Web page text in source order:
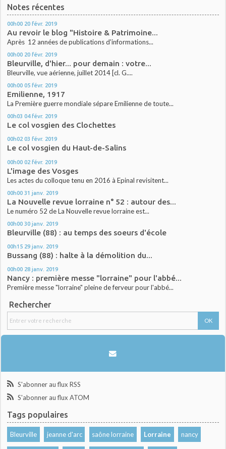
Notes récentes
00h00 20 févr. 2019
Au revoir le blog "Histoire & Patrimoine...
Après 12 années de publications d'informations...
00h00 20 févr. 2019
Bleurville, d'hier... pour demain : votre...
Bleurville, vue aérienne, juillet 2014 [cl. G....
00h00 05 févr. 2019
Emilienne, 1917
La Première guerre mondiale sépare Emilienne de toute...
00h03 04 févr. 2019
Le col vosgien des Clochettes
00h02 03 févr. 2019
Le col vosgien du Haut-de-Salins
00h00 02 févr. 2019
L'image des Vosges
Les actes du colloque tenu en 2016 à Epinal revisitent...
00h00 31 janv. 2019
La Nouvelle revue lorraine n° 52 : autour des...
Le numéro 52 de La Nouvelle revue lorraine est...
00h00 30 janv. 2019
Bleurville (88) : au temps des soeurs d'école
00h15 29 janv. 2019
Bussang (88) : halte à la démolition du...
00h00 28 janv. 2019
Nancy : première messe "lorraine" pour l'abbé...
Première messe "lorraine" pleine de ferveur pour l'abbé...
Rechercher
S'abonner au flux RSS
S'abonner au flux ATOM
Tags populaires
Bleurville jeanne d'arc saône lorraine Lorraine nancy